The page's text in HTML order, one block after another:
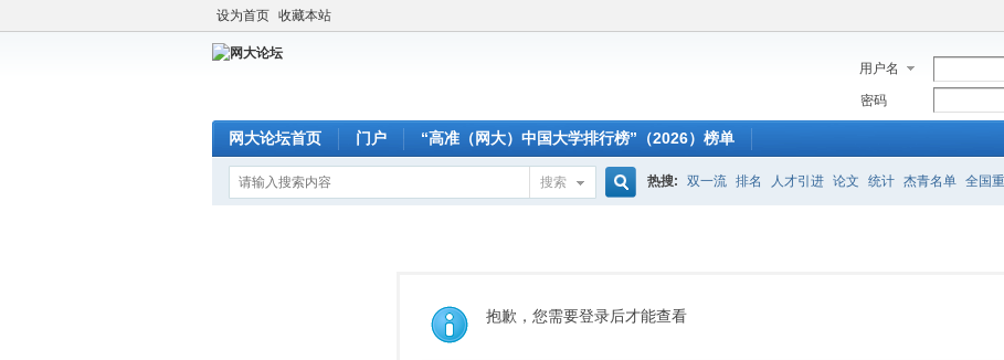
设为首页 收藏本站
用户名
密码
网大论坛首页 门户 “高准（网大）中国大学排行榜”（2026）榜单
搜索
索
热搜: 双一流 排名 人才引进 论文 统计 杰青名单 全国
抱歉，您需要登录后才能查看